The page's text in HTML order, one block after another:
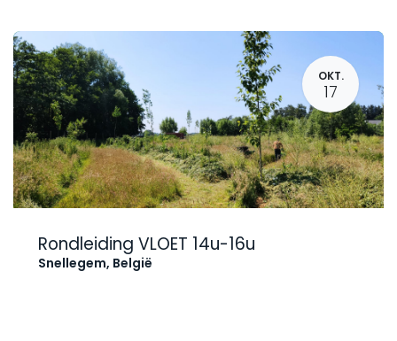
OKT.
17
Rondleiding VLOET 14u-16u
Snellegem, België